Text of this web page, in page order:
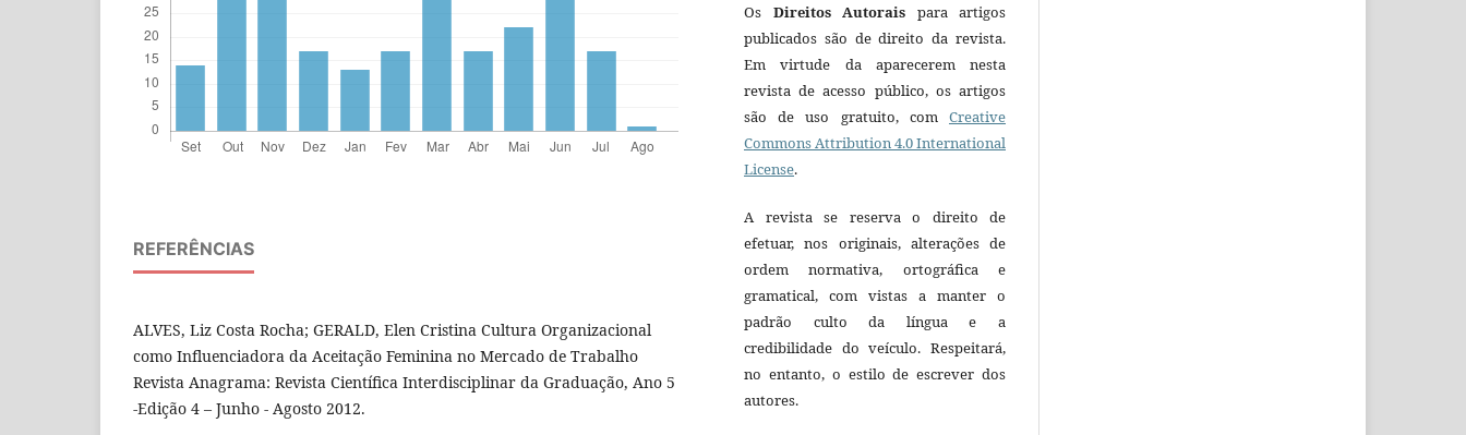
REFERÊNCIAS
ALVES, Liz Costa Rocha; GERALD, Elen Cristina Cultura Organizacional
como Influenciadora da Aceitação Feminina no Mercado de Trabalho
Revista Anagrama: Revista Científica Interdisciplinar da Graduação, Ano 5
-Edição 4 – Junho - Agosto 2012.
Os Direitos Autorais para artigos
publicados são de direito da revista.
Em virtude da aparecerem nesta
revista de acesso público, os artigos
são de uso gratuito, com Creative
Commons Attribution 4.0 International
License.
A revista se reserva o direito de
efetuar, nos originais, alterações de
ordem normativa, ortográfica e
gramatical, com vistas a manter o
padrão culto da língua e a
credibilidade do veículo. Respeitará,
no entanto, o estilo de escrever dos
autores.